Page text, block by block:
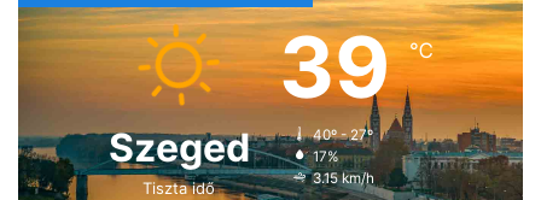
Szeged
Tiszta idő
39℃
40º - 27º
17%
3.15 km/h